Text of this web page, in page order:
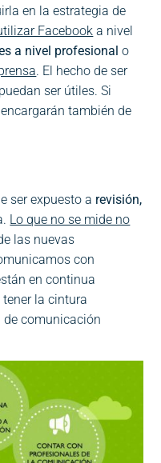
en la estrategia de
Facebook a nivel
a nivel profesional o
. El hecho de ser
ser útiles. Si
también de
ser expuesto a revisión,
Lo que no se mide no
las nuevas
con
en continua
la cintura
de comunicación